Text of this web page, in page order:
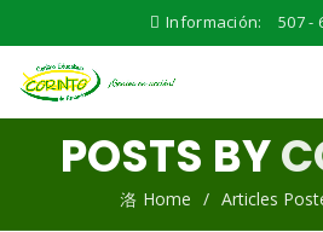
Información: 507 -
POSTS BY
Home Articles